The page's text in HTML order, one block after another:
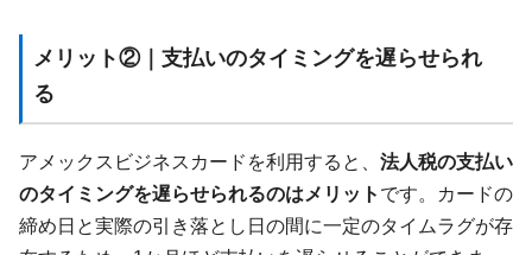
メリット②｜支払いのタイミングを遅らせられ
る
アメックスビジネスカードを利用すると、 法人税の支払い
のタイミングを遅らせられるのはメリット です。カードの
締め日と実際の引き落とし日の間に一定のタイムラグが存